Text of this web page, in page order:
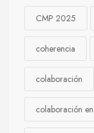
CMP 2025
coherencia
colaboración
colaboración